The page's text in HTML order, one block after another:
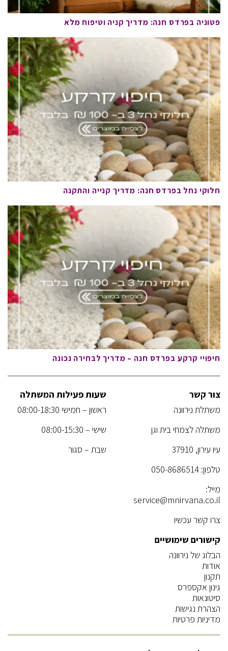
פטוניה בפרדס חנה: מדריך קניה וטיפוח מלא
חלוקי נחל בפרדס חנה: מדריך קנייה והתקנה
חיפויי קרקע בפרדס חנה – מדריך לבחירה נכונה
צור קשר
משתלת נירוונה
משתלה לצמחי בית וגן
עיו עירון, 37910
טלפון: 050-8686514
מייל:
service@mnirvana.co.il
צרו קשר עכשיו
שעות פעילות המשתלה
ראשון – חמישי 08:00-18:30
שישי – 08:00-15:30
שבת – סגור
קישורים שימושיים
הבלוג של נירוונה
אודות
תקנון
גינון אקספרס
סיטונאות
הצהרת נגישות
מדיניות פרטיות